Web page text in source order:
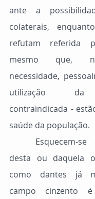
ante a
colaterais,
refutam referida
mesmo que,
necessidade,
utilização da
contraindicada -
saúde da população.
desta ou daquela
como dantes já
campo cinzento é